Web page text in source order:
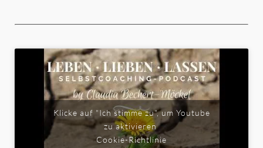
Klicke auf "Ich stimme zu", um Youtube
zu aktivieren
Cookie-Richtlinie